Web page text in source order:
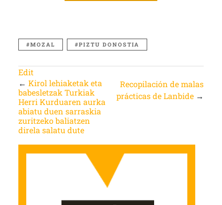
MOZAL PIZTU DONOSTIA
Edit
← Kirol lehiaketak eta
babesletzak Turkiak
Herri Kurduaren aurka
abiatu duen sarraskia
zuritzeko baliatzen
direla salatu dute
Recopilación de malas
prácticas de Lanbide →